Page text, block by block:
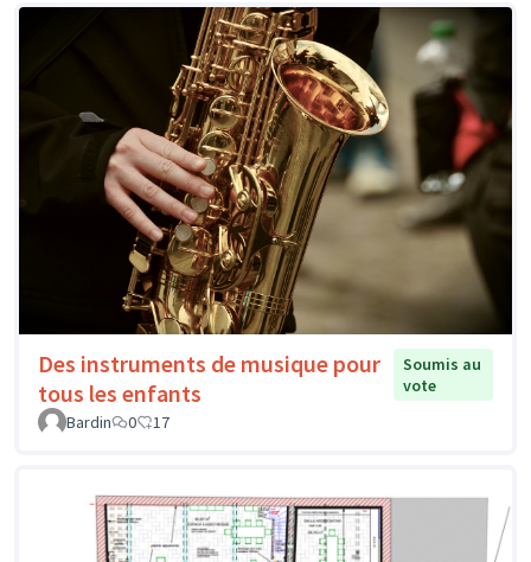
Des instruments de musique pour
tous les enfants
Soumis au
vote
Bardin
0 17